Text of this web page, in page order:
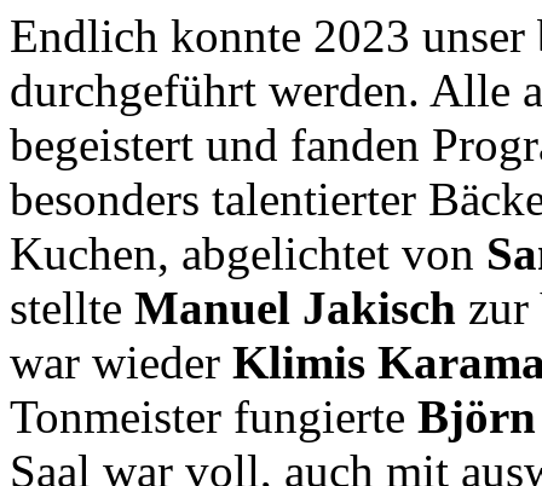
Endlich konnte 2023
durchgeführt werden. Alle
begeistert und fanden
besonders talentierter
Kuchen, abgelichtet von
stellte Manuel Jakisch zur
war wieder Klimis
Tonmeister fungierte Björn
Saal war voll, auch mit